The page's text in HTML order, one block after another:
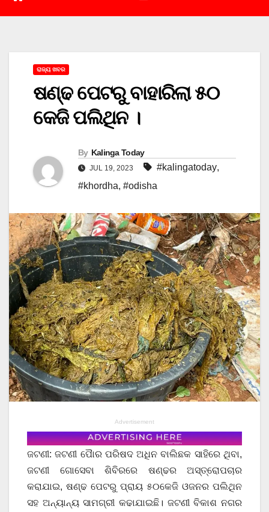
ରାଜ୍ୟ ଖବର
ଷଣ୍ଢ ପେଟରୁ ବାହାରିଲା ୫୦
କେଜି ପଲିଥିନ ।
By Kalinga Today
JUL 19, 2023 #kalingatoday,
#khordha, #odisha
Advertisement
ଜଟଣୀ: ଜଟଣୀ ପୋୖର ପରିଷଦ ଅଧିନ ବାଲିଛକ ସାହିରେ ଥିବା,
ଜଟଣୀ ଗୋସେବା ଶିବିରରେ ଷଣ୍ଢର ଅସ୍ତ୍ରୋପଚାର
କରାଯାଇ, ଷଣ୍ଢ ପେଟରୁ ପ୍ରାୟ ୫୦କେଜି ଓଜନର ପଲିଥିନ
ସହ ଅନ୍ୟାନ୍ୟ ସାମଗ୍ରୀ କଢାଯାଇଛି। ଜଟଣୀ ବିକାଶ ନଗର